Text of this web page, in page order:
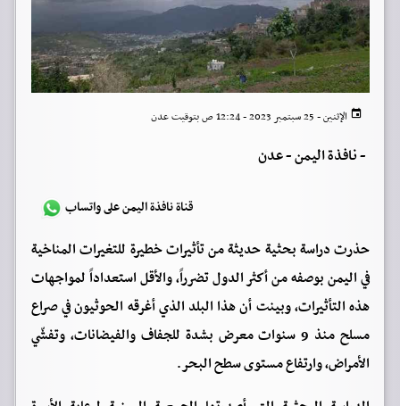
الإثنين - 25 سبتمبر 2023 - 12:24 ص بتوقيت عدن
-نافذة اليمن - عدن
قناة نافذة اليمن على واتساب
حذرت دراسة بحثية حديثة من تأثيرات خطيرة للتغيرات المناخية
في اليمن بوصفه من أكثر الدول تضرراً، والأقل استعداداً لمواجهات
هذه التأثيرات، وبينت أن هذا البلد الذي أغرقه الحوثيون في صراع
مسلح منذ 9 سنوات معرض بشدة للجفاف والفيضانات، وتفشّي
الأمراض، وارتفاع مستوى سطح البحر.